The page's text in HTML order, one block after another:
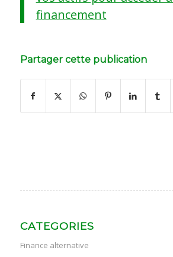
financement
Partager cette publication
CATEGORIES
Finance alternative